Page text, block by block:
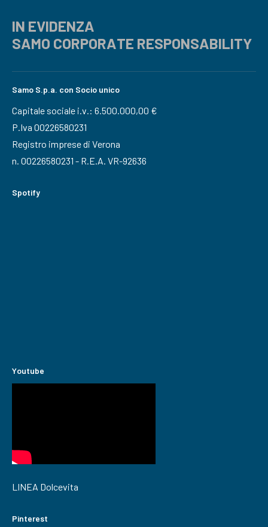
IN EVIDENZA
SAMO CORPORATE RESPONSABILITY
Samo S.p.a. con Socio unico
Capitale sociale i.v.: 6.500.000,00 €
P.Iva 00226580231
Registro imprese di Verona
n. 00226580231 - R.E.A. VR-92636
Spotify
Youtube
LINEA Dolcevita
Pinterest